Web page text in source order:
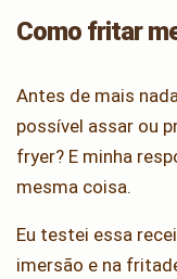
Como fritar
Antes de mais
possível assar ou
fryer? E minha
mesma coisa.
Eu testei essa
imersão e na